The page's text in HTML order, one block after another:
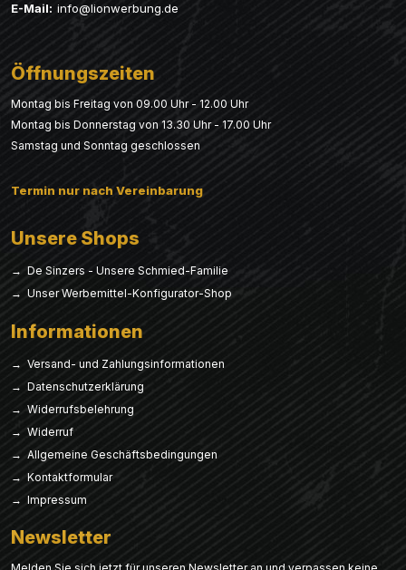
E-Mail: info@lionwerbung.de
Öffnungszeiten
Montag bis Freitag von 09.00 Uhr - 12.00 Uhr
Montag bis Donnerstag von 13.30 Uhr - 17.00 Uhr
Samstag und Sonntag geschlossen
Termin nur nach Vereinbarung
Unsere Shops
→ De Sinzers - Unsere Schmied-Familie
→ Unser Werbemittel-Konfigurator-Shop
Informationen
→ Versand- und Zahlungsinformationen
→ Datenschutzerklärung
→ Widerrufsbelehrung
→ Widerruf
→ Allgemeine Geschäftsbedingungen
→ Kontaktformular
→ Impressum
Newsletter